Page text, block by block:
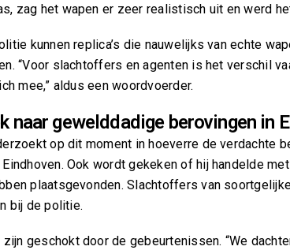
zag het wapen er zeer realistisch uit en werd
kunnen replica’s die nauwelijks van echte
“Voor slachtoffers en agenten is het verschil
mee,” aldus een woordvoerder.
naar gewelddadige berovingen in
op dit moment in hoeverre de verdachte
Eindhoven. Ook wordt gekeken of hij handelde
plaatsgevonden. Slachtoffers van
bij de politie.
zijn geschokt door de gebeurtenissen. “We